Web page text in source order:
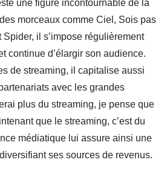
une figure incontournable de la
morceaux comme Ciel, Sois pas
il s’impose régulièrement
continue d’élargir son audience.
de streaming, il capitalise aussi
avec les grandes
plus du streaming, je pense que
que le streaming, c’est du
médiatique lui assure ainsi une
ses sources de revenus.